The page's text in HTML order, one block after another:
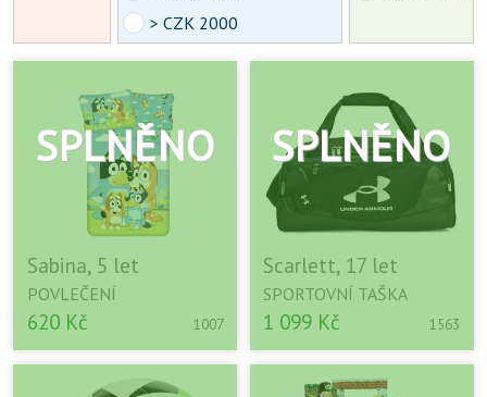
> CZK 2000
Sabina, 5 let
POVLEČENÍ
620 Kč 1007
Scarlett, 17 let
SPORTOVNÍ TAŠKA
1 099 Kč 1563